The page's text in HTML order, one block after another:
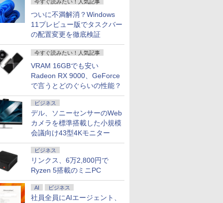
今すぐ読みたい！人気記事
ついに不満解消？Windows
11プレビュー版でタスクバー
の配置変更を徹底検証
今すぐ読みたい！人気記事
VRAM 16GBでも安い
Radeon RX 9000、GeForce
で言うとどのぐらいの性能？
ビジネス
デル、ソニーセンサーのWeb
カメラを標準搭載した小規模
会議向け43型4Kモニター
ビジネス
リンクス、6万2,800円で
Ryzen 5搭載のミニPC
AI ビジネス
社員全員にAIエージェント、